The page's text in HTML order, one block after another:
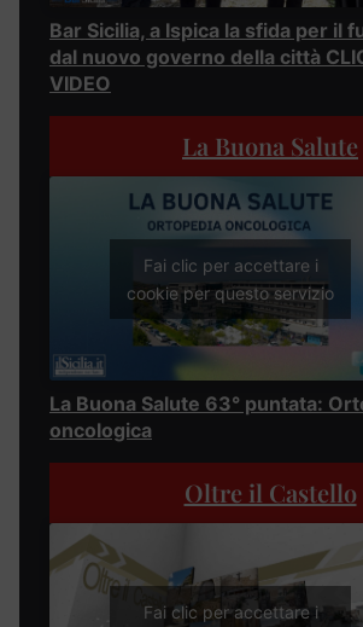
Bar Sicilia, a Ispica la sfida per il
dal nuovo governo della città
VIDEO
La Buona Salute
Fai clic per accettare i
cookie per questo servizio
La Buona Salute 63° puntata:
oncologica
Oltre il Castello
Fai clic per accettare i